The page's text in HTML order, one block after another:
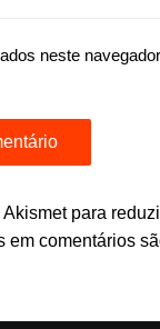
neste
para
em comentários